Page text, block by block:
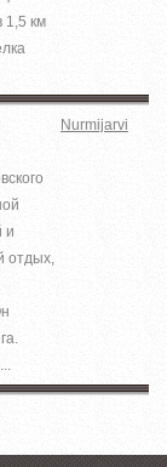
1,5 км
и
отдых,
Nurmijarvi